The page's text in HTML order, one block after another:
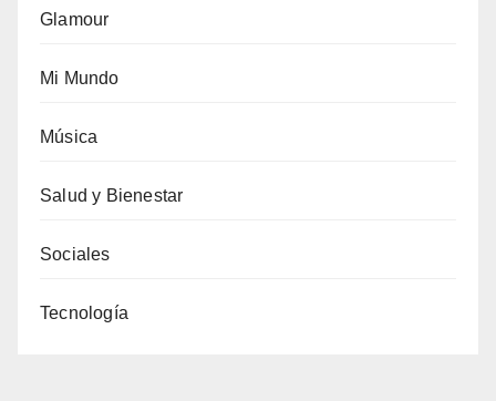
Glamour
Mi Mundo
Música
Salud y Bienestar
Sociales
Tecnología